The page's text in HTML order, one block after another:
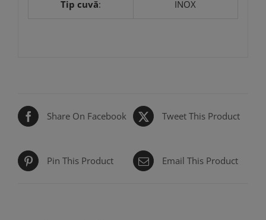
Tip cuvă: INOX
Share On Facebook Tweet This Product
Pin This Product Email This Product